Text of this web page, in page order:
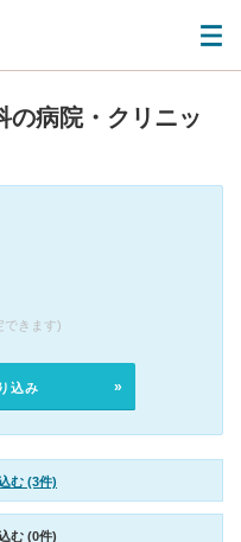
の病院・クリニッ
できます)
込み
む (3件)
む (0件)